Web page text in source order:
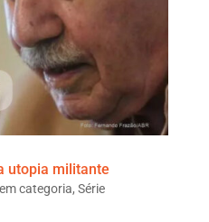
utopia militante
categoria, Série